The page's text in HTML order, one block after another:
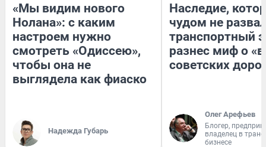
«Мы видим нового
Нолана»: с каким
настроем нужно
смотреть «Одиссею»,
чтобы она не
выглядела как фиаско
Надежда Губарь
Наследие,
чудом не
транспортный
разнес миф о
советских
Олег Арефьев
Блогер,
владелец в
бизнесе